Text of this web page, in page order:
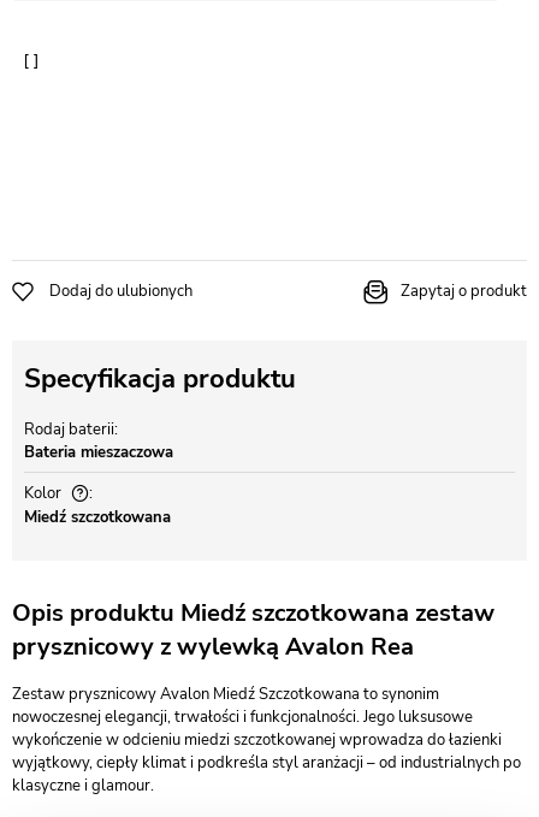
Dodaj do ulubionych Zapytaj o produkt
Specyfikacja produktu
Rodaj baterii
Bateria mieszaczowa
Kolor
Miedź szczotkowana
Opis produktu Miedź szczotkowana zestaw
prysznicowy z wylewką Avalon Rea
Zestaw prysznicowy Avalon Miedź Szczotkowana to synonim
nowoczesnej elegancji, trwałości i funkcjonalności. Jego luksusowe
wykończenie w odcieniu miedzi szczotkowanej wprowadza do łazienki
wyjątkowy, ciepły klimat i podkreśla styl aranżacji – od industrialnych po
klasyczne i glamour.